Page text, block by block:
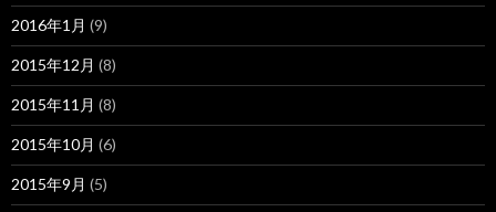
2016年1月 (9)
2015年12月 (8)
2015年11月 (8)
2015年10月 (6)
2015年9月 (5)